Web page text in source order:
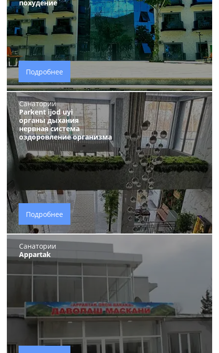
похудение
Подробнее
Санатории
Parkent ijod uyi
органы дыхания
нервная система
оздоровление организма
Подробнее
Санатории
Appartak